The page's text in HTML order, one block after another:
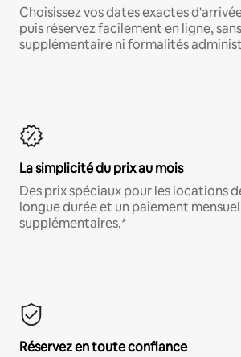
Choisissez vos dates exactes
puis réservez facilement en ligne,
supplémentaire ni formalités
La simplicité du prix au mois
Des prix spéciaux pour les locations
longue durée et un paiement
supplémentaires.*
Réservez en toute confiance